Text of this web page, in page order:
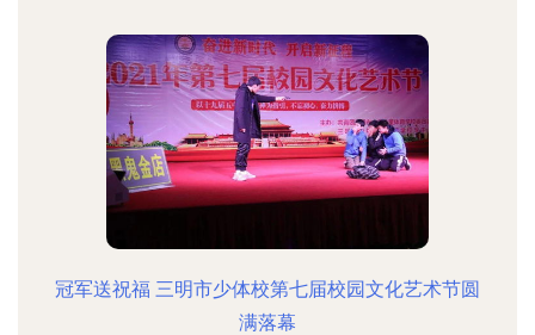
冠军送祝福 三明市少体校第七届校园文化艺术节圆
满落幕